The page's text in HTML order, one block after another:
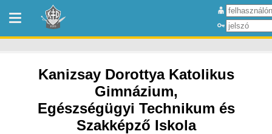
Kanizsay Dorottya Katolikus
Gimnázium,
Egészségügyi Technikum és
Szakképző Iskola